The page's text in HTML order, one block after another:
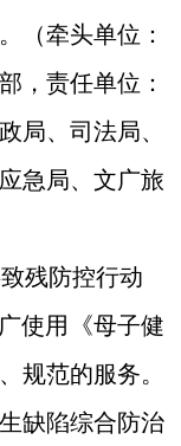
（牵头单位：
， 责任单位：
局、司法局、
急局、文广旅
残防控行动
使用《母子健
规范的服务。
缺陷综合防治